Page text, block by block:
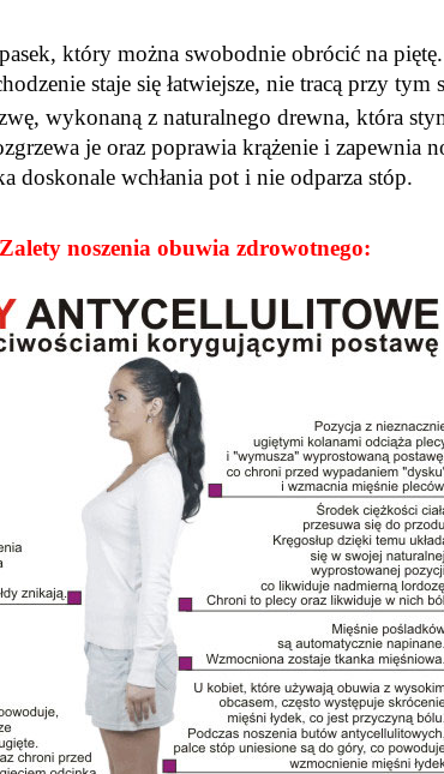
który można swobodnie obrócić na
staje się łatwiejsze, nie tracą przy tym
wykonaną z naturalnego drewna, która
je oraz poprawia krążenie i
doskonale wchłania pot i nie odparza stóp.
Zalety noszenia obuwia zdrowotnego: